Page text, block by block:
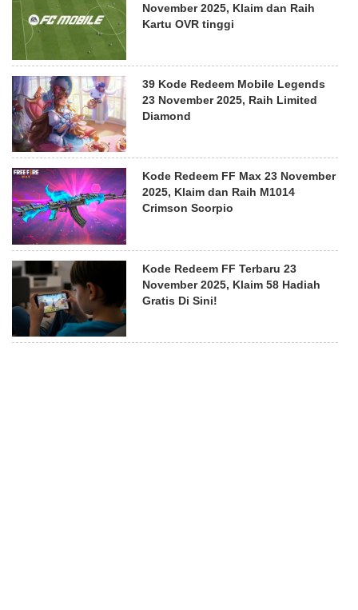
November 2025, Klaim dan Raih
Kartu OVR tinggi
39 Kode Redeem Mobile Legends
23 November 2025, Raih Limited
Diamond
Kode Redeem FF Max 23 November
2025, Klaim dan Raih M1014
Crimson Scorpio
Kode Redeem FF Terbaru 23
November 2025, Klaim 58 Hadiah
Gratis Di Sini!